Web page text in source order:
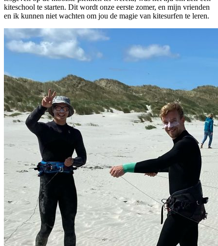
kiteschool te starten. Dit wordt onze eerste zomer, en mijn vrienden
en ik kunnen niet wachten om jou de magie van kitesurfen te leren.